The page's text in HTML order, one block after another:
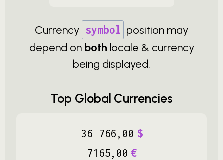
Currency symbol position may
depend on both locale & currency
being displayed.
Top Global Currencies
36 766, 00 $
7165, 00 €